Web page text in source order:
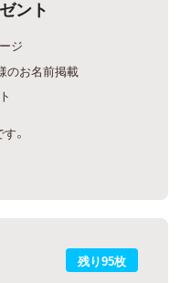
ント
ジ
のお名前掲載
。
残り95枚